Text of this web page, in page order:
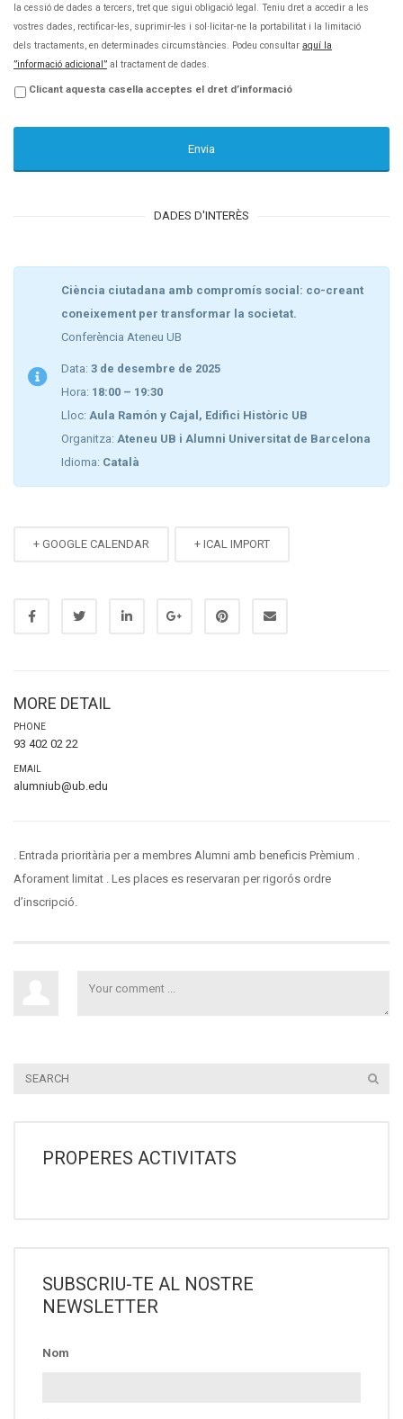
la cessió de dades a tercers, tret que sigui obligació legal. Teniu dret a accedir a les
vostres dades, rectificar-les, suprimir-les i sol·licitar-ne la portabilitat i la limitació
dels tractaments, en determinades circumstàncies. Podeu consultar aquí la
”informació adicional” al tractament de dades.
Clicant aquesta casella acceptes el dret d’informació
DADES D'INTERÈS
Ciència ciutadana amb compromís social: co-creant
coneixement per transformar la societat.
Conferència Ateneu UB
Data: 3 de desembre de 2025
Hora: 18:00 – 19:30
Lloc: Aula Ramón y Cajal, Edifici Històric UB
Organitza: Ateneu UB i Alumni Universitat de Barcelona
Idioma: Català
+ GOOGLE CALENDAR + ICAL IMPORT
MORE DETAIL
PHONE
93 402 02 22
EMAIL
alumniub@ub.edu
. Entrada prioritària per a membres Alumni amb beneficis Prèmium .
Aforament limitat . Les places es reservaran per rigorós ordre
d’inscripció.
PROPERES ACTIVITATS
SUBSCRIU-TE AL NOSTRE
NEWSLETTER
Nom